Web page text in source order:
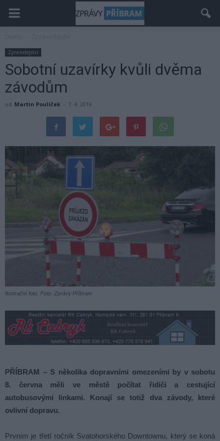
Zpravodajství
Sobotní uzavírky kvůli dvěma
závodům
od Martin Poulíček - 7. 6. 2019
Ilustrační foto. Foto: Zprávy Příbram
PŘÍBRAM – S několika dopravními omezeními by v sobotu
8. června měli ve městě počítat řidiči a cestující
autobusovými linkami. Konají se totiž dva závody, které
ovlivní dopravu.
Prvním je třetí ročník Svatohorského Downtownu, který se koná